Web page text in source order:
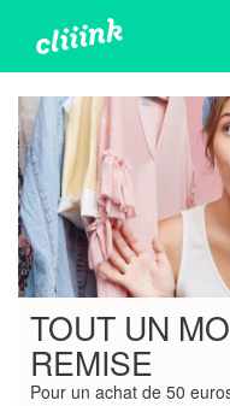
TOUT UN
REMISE
Pour un achat de 50